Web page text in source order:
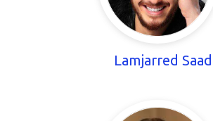
Lamjarred Saad